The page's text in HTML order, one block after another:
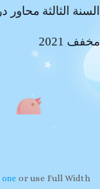
السنة الثالثة
مخفف 2021
or use Full Width